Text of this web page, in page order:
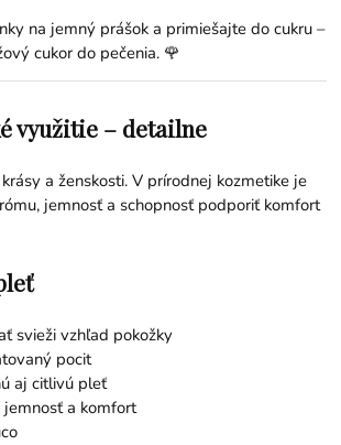
na jemný prášok a primiešajte do cukru –
cukor do pečenia. 🌹
využitie – detailne
a ženskosti. V prírodnej kozmetike je
jemnosť a schopnosť podporiť komfort
svieži vzhľad pokožky
pocit
aj citlivú pleť
a komfort